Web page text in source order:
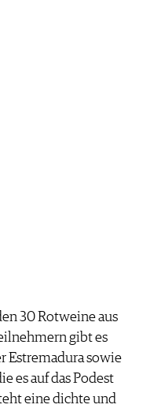
30 Rotweine aus
gibt es
Estremadura sowie
es auf das Podest
eine dichte und